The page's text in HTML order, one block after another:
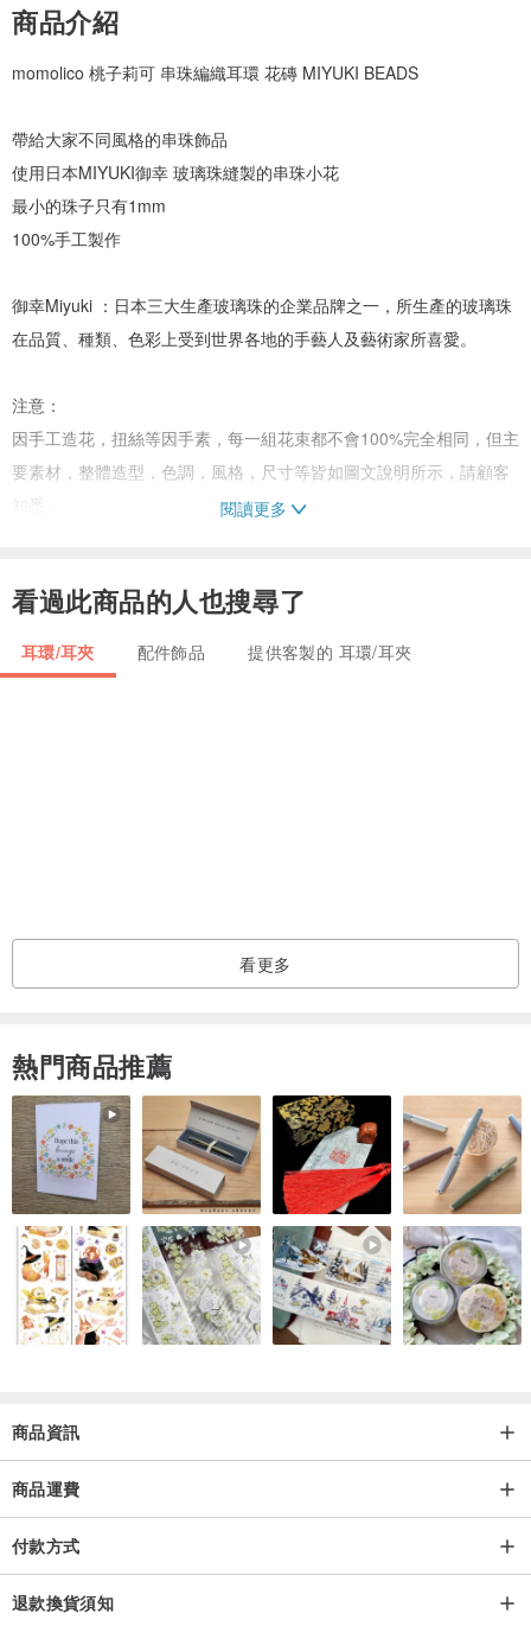
商品介紹
momolico 桃子莉可 串珠編織耳環 花磚 MIYUKI BEADS
帶給大家不同風格的串珠飾品
使用日本MIYUKI御幸 玻璃珠縫製的串珠小花
最小的珠子只有1mm
100%手工製作
御幸Miyuki ：日本三大生產玻璃珠的企業品牌之一，所生產的玻璃珠
在品質、種類、色彩上受到世界各地的手藝人及藝術家所喜愛。
注意：
因手工造花，扭絲等因手素，每一組花束都不會100%完全相同，但主
要素材，整體造型，色調，風格，尺寸等皆如圖文說明所示，請顧客
款式：耳鈎材質可選金屬或矽膠。於訂單備註中註明即可
閱讀更多
看過此商品的人也搜尋了
耳環/耳夾 配件飾品 提供客製的 耳環/耳夾
看更多
熱門商品推薦
商品資訊
商品運費
付款方式
退款換貨須知